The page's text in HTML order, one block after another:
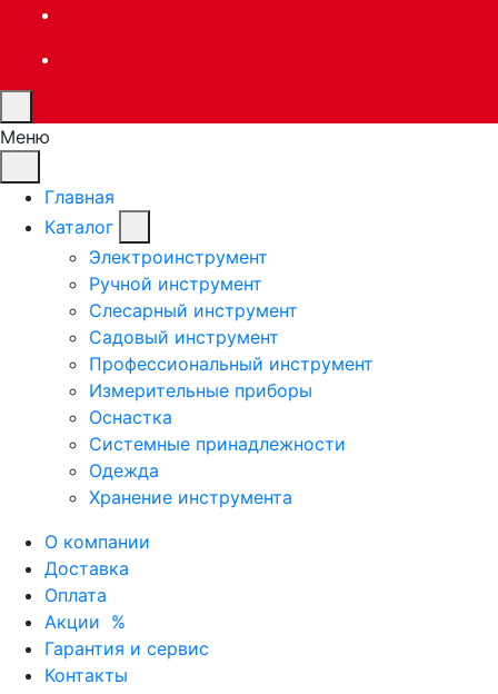
Меню
Главная
Каталог
Электроинструмент
Ручной инструмент
Слесарный инструмент
Садовый инструмент
Профессиональный инструмент
Измерительные приборы
Оснастка
Системные принадлежности
Одежда
Хранение инструмента
О компании
Доставка
Оплата
Акции %
Гарантия и сервис
Контакты